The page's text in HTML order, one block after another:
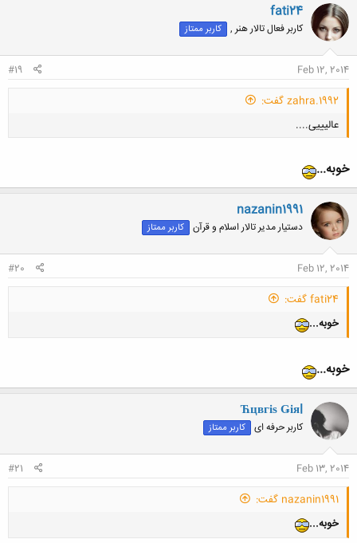
fati24
کاربر فعال تالار هنر , کاربر ممتاز
Feb 12, 2014
#19
zahra.1992 گفت:
عالیییی....
کلیک کنید تا باز شود...
خوبه...
nazanin1991
دستیار مدیر تالار اسلام و قرآن کاربر ممتاز
Feb 12, 2014
#20
fati24 گفت:
خوبه...
خوبه...
Ћцвгіѕ Ǥіяl
کاربر حرفه ای کاربر ممتاز
Feb 13, 2014
#21
nazanin1991 گفت:
خوبه...